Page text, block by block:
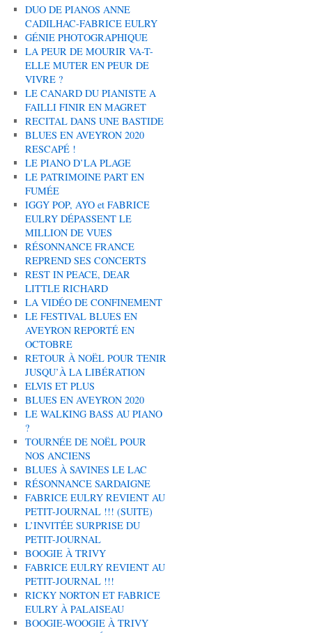
DUO DE PIANOS ANNE
CADILHAC-FABRICE EULRY
GÉNIE PHOTOGRAPHIQUE
LA PEUR DE MOURIR VA-T-
ELLE MUTER EN PEUR DE
VIVRE ?
LE CANARD DU PIANISTE A
FAILLI FINIR EN MAGRET
RECITAL DANS UNE BASTIDE
BLUES EN AVEYRON 2020
RESCAPÉ !
LE PIANO D’LA PLAGE
LE PATRIMOINE PART EN
FUMÉE
IGGY POP, AYO et FABRICE
EULRY DÉPASSENT LE
MILLION DE VUES
RÉSONNANCE FRANCE
REPREND SES CONCERTS
REST IN PEACE, DEAR
LITTLE RICHARD
LA VIDÉO DE CONFINEMENT
LE FESTIVAL BLUES EN
AVEYRON REPORTÉ EN
OCTOBRE
RETOUR À NOËL POUR TENIR
JUSQU’À LA LIBÉRATION
ELVIS ET PLUS
BLUES EN AVEYRON 2020
LE WALKING BASS AU PIANO
?
TOURNÉE DE NOËL POUR
NOS ANCIENS
BLUES À SAVINES LE LAC
RÉSONNANCE SARDAIGNE
FABRICE EULRY REVIENT AU
PETIT-JOURNAL !!! (SUITE)
L’INVITÉE SURPRISE DU
PETIT-JOURNAL
BOOGIE À TRIVY
FABRICE EULRY REVIENT AU
PETIT-JOURNAL !!!
RICKY NORTON ET FABRICE
EULRY À PALAISEAU
BOOGIE-WOOGIE À TRIVY